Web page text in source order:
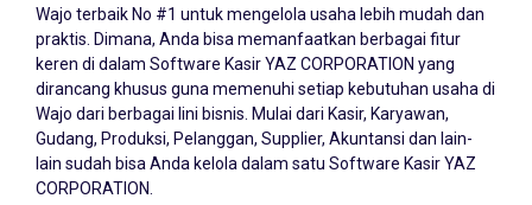
Wajo terbaik No #1 untuk mengelola usaha lebih mudah dan
praktis. Dimana, Anda bisa memanfaatkan berbagai fitur
keren di dalam Software Kasir YAZ CORPORATION yang
dirancang khusus guna memenuhi setiap kebutuhan usaha di
Wajo dari berbagai lini bisnis. Mulai dari Kasir, Karyawan,
Gudang, Produksi, Pelanggan, Supplier, Akuntansi dan lain-
lain sudah bisa Anda kelola dalam satu Software Kasir YAZ
CORPORATION.